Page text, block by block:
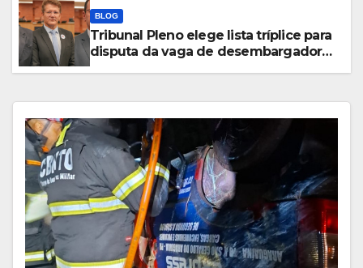
TO
BLOG
Tribunal Pleno elege lista tríplice para
disputa da vaga de desembargador